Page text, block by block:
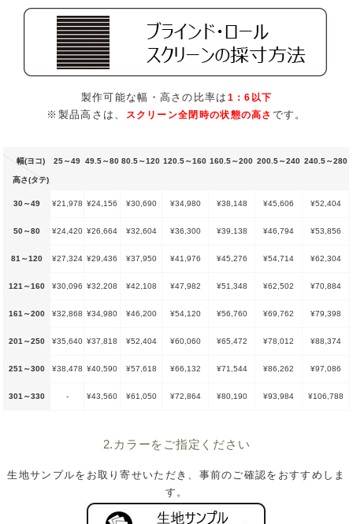
製作可能な幅・高さの比率は 1：6以下
※製品高さは、 スクリーン全閉時の状態の高さ です。
幅(ヨコ)
高さ(タテ)
25～49 49.5～80 80.5～120 120.5～160 160.5～200 200.5～240 240.5～280
30～49 ¥21,978 ¥24,156 ¥30,690 ¥34,980 ¥38,148 ¥45,606 ¥52,404
50～80 ¥24,420 ¥26,664 ¥32,604 ¥36,300 ¥39,138 ¥46,794 ¥53,856
81～120 ¥27,324 ¥29,436 ¥37,950 ¥41,976 ¥45,276 ¥54,714 ¥62,304
121～160 ¥30,096 ¥32,208 ¥42,108 ¥47,982 ¥51,348 ¥62,502 ¥70,884
161～200 ¥32,868 ¥34,980 ¥46,200 ¥54,120 ¥56,760 ¥69,762 ¥79,398
201～250 ¥35,640 ¥37,818 ¥52,404 ¥60,060 ¥65,472 ¥78,012 ¥88,374
251～300 ¥38,478 ¥40,590 ¥57,618 ¥66,132 ¥71,544 ¥86,262 ¥97,086
301～330 - ¥43,560 ¥61,050 ¥72,864 ¥80,190 ¥93,984 ¥106,788
2.カラーをご指定ください
生地サンプルをお取り寄せいただき、事前のご確認をおすすめしま
す。